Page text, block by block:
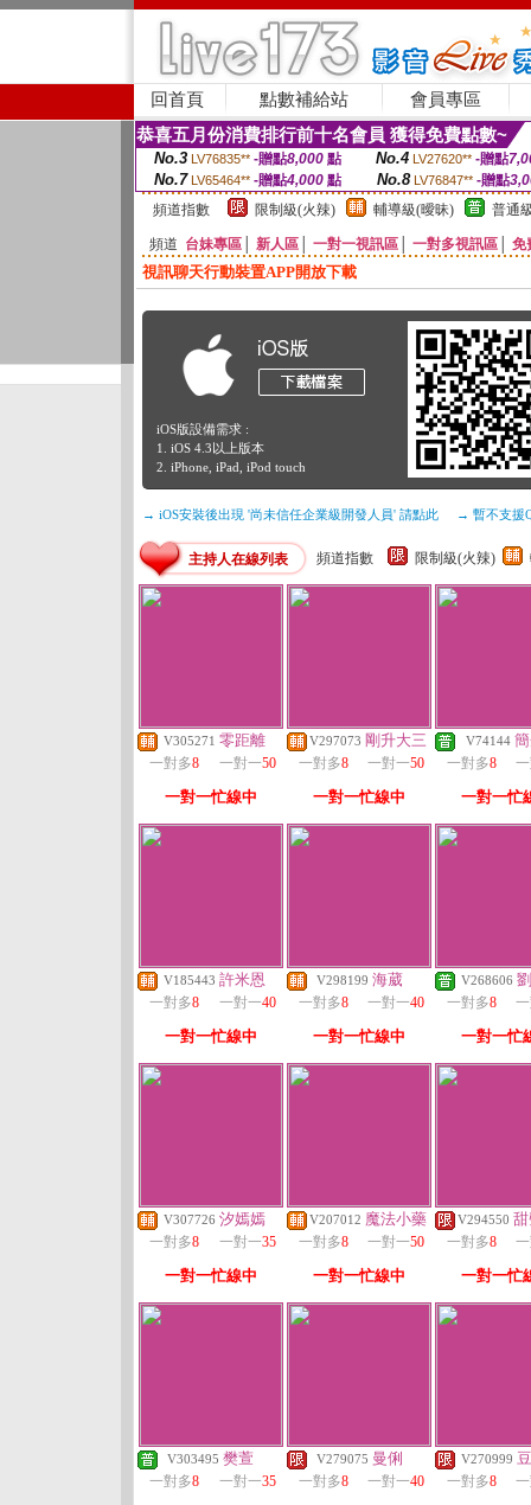
回首頁 點數補給站 會員專區
恭喜五月份消費排行前十名會員 獲得免費點數~
No.3 LV76835** -贈點8,000點 No.4 LV27620** -贈點
No.7 LV65464** -贈點4,000 點 No.8 LV76847** -贈點
頻道指數
限制級(火辣) 輔導級(曖昧) 普通
頻道 台妹專區 新人區 一對一視訊區 一對多視訊區 免
視訊聊天行動裝置APP開放下載
iOS版設備需求 :
1. iOS 4.3以上版本
2. iPhone, iPad, iPod touch
→ iOS安裝後出現 '尚未信任企業級開發人員' 請點此 → 暫不支援
主持人在線列表 頻道指數 限制級(火辣)
V305271 零距離
一對多8 一對一50
一對一忙線中
V297073 剛升大三
一對多8 一對一50
一對一忙線中
V74144
一對多8
一對一忙
V185443 許米恩
一對多8 一對一40
一對一忙線中
V298199 海葳
一對多8 一對一40
一對一忙線中
V268606
一對多8
一對一忙
V307726 汐嫣嫣
一對多8 一對一35
一對一忙線中
V207012 魔法小藥
一對多8 一對一50
一對一忙線中
V294550
一對多8
一對一忙
V303495 樊萱
一對多8 一對一35
V279075 曼俐
一對多8 一對一40
V270999
一對多8